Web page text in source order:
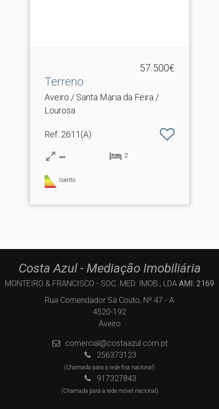
57.500€
Terreno
Aveiro / Santa Maria da Feira /
Lourosa
Ref: 2611(A)
2
Isento
Costa Azul - Mediação Imobiliária
MONTEIRO & FRANCISCO - SOC. MED. IMOB., LDA AMI: 2169
Rua Comendador Sá Couto, Nº 47 - A
4520-192
Aveiro
comercial@costaazul.com.pt
256373123
(Chamada para a rede fixa nacional)
917327843
(Chamada para a rede móvel nacional)